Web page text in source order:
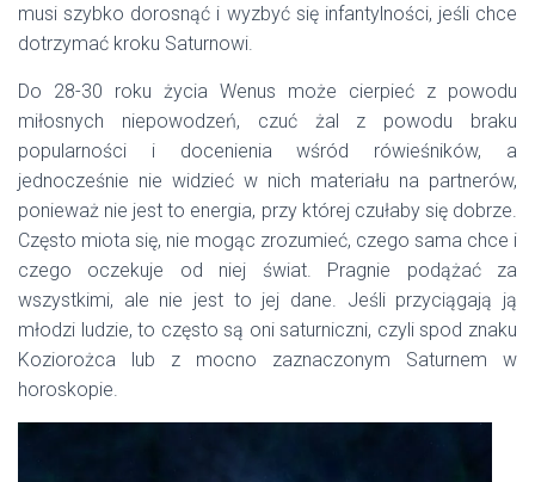
musi szybko dorosnąć i wyzbyć się infantylności, jeśli chce
dotrzymać kroku Saturnowi.
Do 28-30 roku życia Wenus może cierpieć z powodu
miłosnych niepowodzeń, czuć żal z powodu braku
popularności i docenienia wśród rówieśników, a
jednocześnie nie widzieć w nich materiału na partnerów,
ponieważ nie jest to energia, przy której czułaby się dobrze.
Często miota się, nie mogąc zrozumieć, czego sama chce i
czego oczekuje od niej świat. Pragnie podążać za
wszystkimi, ale nie jest to jej dane. Jeśli przyciągają ją
młodzi ludzie, to często są oni saturniczni, czyli spod znaku
Koziorożca lub z mocno zaznaczonym Saturnem w
horoskopie.